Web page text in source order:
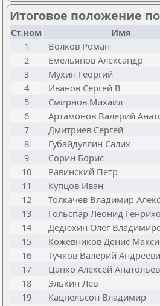
Итоговое положение
Ст.ном Имя
1
Волков Роман
2
Емельянов Александр
3
Мухин Георгий
4
Иванов Сергей В
5
Смирнов Михаил
6
Артамонов Валерий
7
Дмитриев Сергей
8
Губайдуллин Салих
9
Сорин Борис
10
Равинский Петр
11
Купцов Иван
12
Толкачев Владимир
13
Гольспар Леонид
14
Дедюхин Олег
15
Кожевников Денис
16
Тучков Валерий
17
Цапко Алексей
18
Элькин Лев
19
Кацнельсон Владимир